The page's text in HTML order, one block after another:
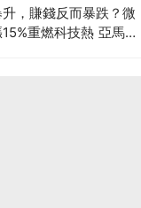
，賺錢反而暴跌？微
重燃科技熱 亞馬遜